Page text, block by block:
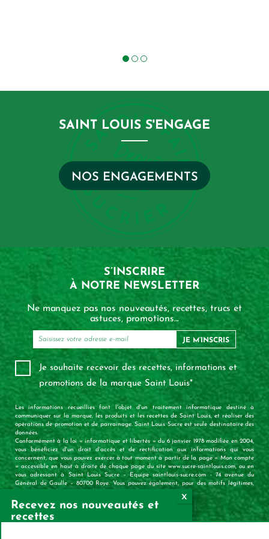
SAINT LOUIS S'ENGAGE
NOS ENGAGEMENTS
S’INSCRIRE
À NOTRE NEWSLETTER
Ne manquez pas nos nouveautés, recettes, trucs et
astuces, promotions...
JE M’INSCRIS
Je souhaite recevoir des recettes, informations et
promotions de la marque Saint Louis*
Les informations recueillies font l'objet d'un traitement informatique destiné à
communiquer sur la marque, les produits et les recettes de Saint Louis, et réaliser des
opérations de promotion et de parrainage. Saint Louis Sucre est seule destinataire des
données.
Conformément à la loi « informatique et libertés » du 6 janvier 1978 modifiée en 2004,
vous bénéficiez d'un droit d'accès et de rectification aux informations qui vous
concernent, que vous pouvez exercer à tout moment à partir de la page « Mon compte
» accessible en haut à droite de chaque page du site www.sucre-saintlouis.com, ou en
vous adressant à Saint Louis Sucre – Equipe saintlouis-sucre.com - 74 avenue du
Général de Gaulle – 80700 Roye. Vous pouvez également, pour des motifs légitimes,
Recevez nos nouveautés et
recettes